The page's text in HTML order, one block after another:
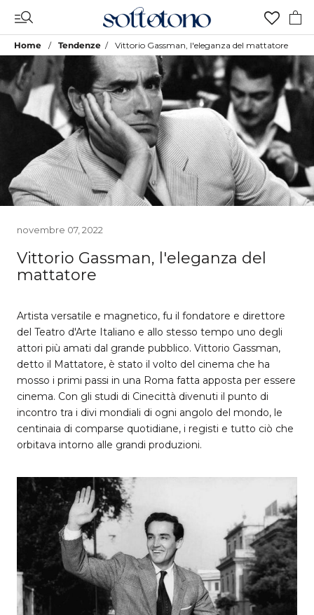
contenuto
Home Tendenze Vittorio Gassman, l'eleganza del mattatore
novembre 07, 2022
Vittorio Gassman, l'eleganza del
mattatore
Artista versatile e magnetico, fu il fondatore e direttore
del Teatro d'Arte Italiano e allo stesso tempo uno degli
attori più amati dal grande pubblico. Vittorio Gassman,
detto il Mattatore, è stato il volto del cinema che ha
mosso i primi passi in una Roma fatta apposta per essere
cinema. Con gli studi di Cinecittà divenuti il punto di
incontro tra i divi mondiali di ogni angolo del mondo, le
centinaia di comparse quotidiane, i registi e tutto ciò che
orbitava intorno alle grandi produzioni.